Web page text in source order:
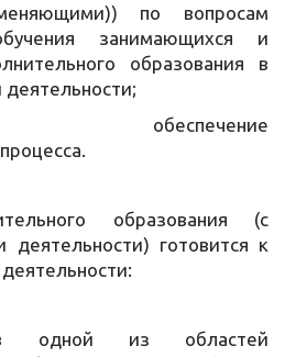
по вопросам
занимающихся и
образования в
деятельности;
обеспечение
образования (с
деятельности) готовится к
в одной из областей